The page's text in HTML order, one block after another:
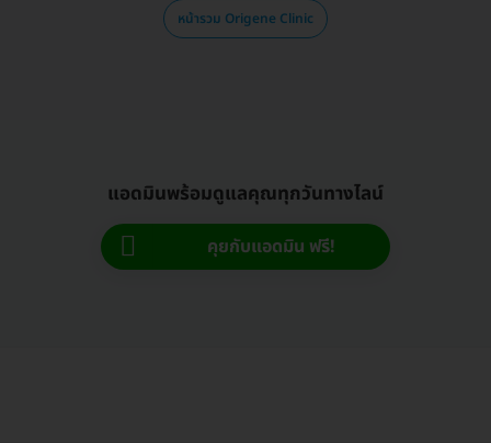
หน้ารวม Origene Clinic
แอดมินพร้อมดูแลคุณทุกวันทางไลน์
คุยกับแอดมิน ฟรี!